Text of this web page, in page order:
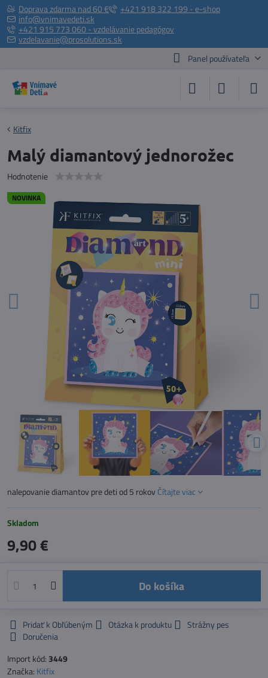
Doprava zdarma nad 60 €
+421 918 322 199 - e-shop
info@vnimavedeti.sk
+421 915 773 060 - vzdelávanie pedagógov
vzdelavanie@prosolutions.sk
Panel používateľa
NOVINKA
Kitfix
Malý diamantový jednorožec
Hodnotenie
nalepovanie diamantov pre deti od 5 rokovČítajte viac
Skladom
9,90 €
Do košíka
Pridať k Obľúbeným Otázka k produktu
Strážny pes
Doručenia
Import kód: 3449
Značka: Kitfix